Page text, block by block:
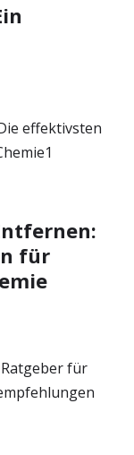
für